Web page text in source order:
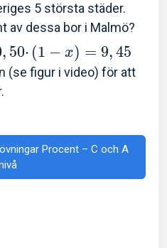
5 största städer.
av dessa bor i Malmö?
, 50⋅ (1 − x) = 9,45
(se figur i video) för att
Procent – C och A